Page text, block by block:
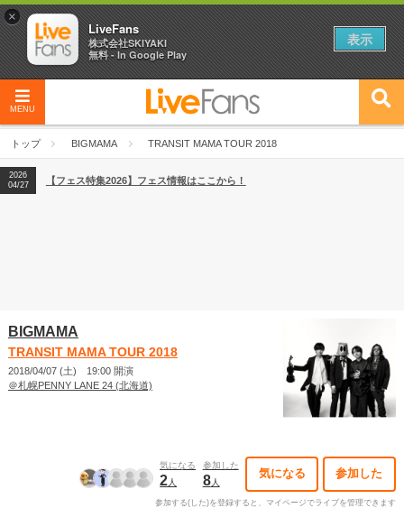
MENU
トップ BIGMAMA TRANSIT MAMA TOUR 2018
2026
04/27
2026
【ライブ動員ランキング】2026年上半期編発表！
2026
04/27
【フェス特集2026】フェス情報はここから！
BIGMAMA
TRANSIT MAMA TOUR 2018
2018/04/07 (土) 19:00 開演
＠札幌PENNY LANE 24 (北海道)
気になる
2人
参加した
8人
気になる 参加した
参加する(した)を登録すると、マイページでライブを管理できます
×
LiveFans
株式会社SKIYAKI
無料 - In Google Play
表示